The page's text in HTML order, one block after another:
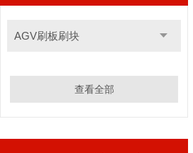
AGV刷板刷块
查看全部